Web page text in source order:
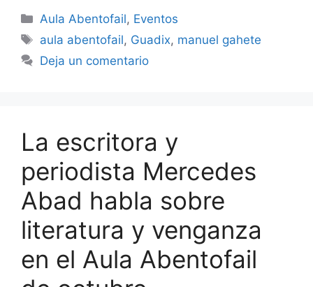
Categorías
Aula Abentofail, Eventos
Etiquetas
aula abentofail, Guadix, manuel gahete
Deja un comentario
La escritora y
periodista Mercedes
Abad habla sobre
literatura y venganza
en el Aula Abentofail